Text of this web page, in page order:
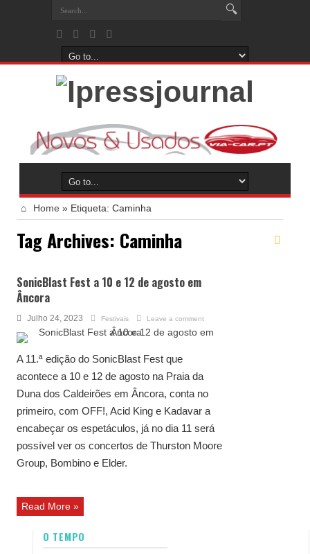
Home » Etiqueta: Caminha
Tag Archives: Caminha
SonicBlast Fest a 10 e 12 de agosto em
Âncora
Julho 24, 2023 Festivais Leave a comment
A 11.ª edição do SonicBlast Fest que
acontece a 10 e 12 de agosto na Praia da
Duna dos Caldeirões em Âncora, conta no
primeiro, com OFF!, Acid King e Kadavar a
encabeçar os espetáculos, já no dia 11 será
possível ver os concertos de Thurston Moore
Group, Bombino e Elder.
Read More »
O TEMPO